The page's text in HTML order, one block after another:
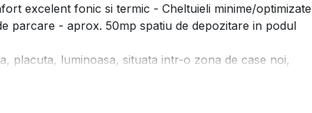
excelent fonic si termic - Cheltuieli minime/optimizate
parcare - aprox. 50mp spatiu de depozitare in podul
placuta, luminoasa, situata intr-o zona de case noi,